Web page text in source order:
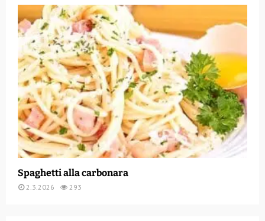
Spaghetti alla carbonara
2.3.2026 293